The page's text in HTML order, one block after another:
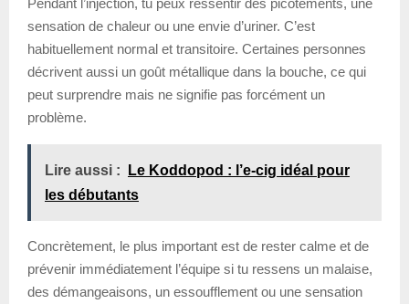
sensation de chaleur ou une envie d’uriner. C’est
habituellement normal et transitoire. Certaines personnes
décrivent aussi un goût métallique dans la bouche, ce qui
peut surprendre mais ne signifie pas forcément un
problème.
Lire aussi :
Le Koddopod : l’e-cig idéal pour
les débutants
Concrètement, le plus important est de rester calme et de
prévenir immédiatement l’équipe si tu ressens un malaise,
des démangeaisons, un essoufflement ou une sensation